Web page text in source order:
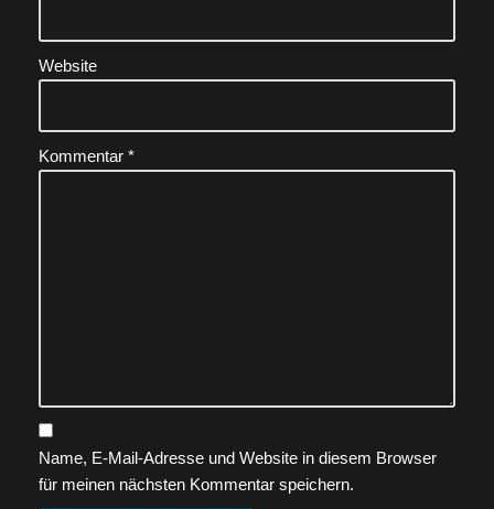
Website
Kommentar *
Name, E-Mail-Adresse und Website in diesem Browser
für meinen nächsten Kommentar speichern.